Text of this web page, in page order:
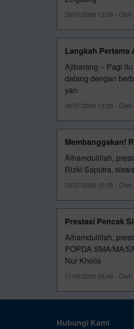
29/07/2026 13:38 -
Langkah Pertama
Ajibarang – Pagi
datang dengan
yan
29/07/2026 13:26 -
Membanggakan!
Alhamdulillah,
Rizki Saputra,
09/07/2026 10:55 -
Prestasi Pencak
Alhamdulillah,
POPDA SMA/MA/
Nur Kholis
11/05/2026 08:49 -
Hubungi Kami